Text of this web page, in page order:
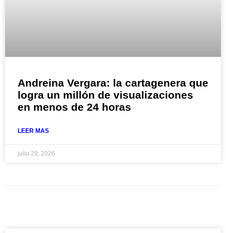
Andreina Vergara: la cartagenera que
logra un millón de visualizaciones
en menos de 24 horas
LEER MAS
julio 29, 2026